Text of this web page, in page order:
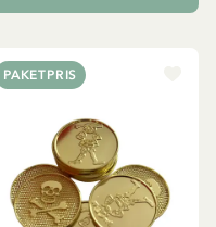
PAKETPRIS